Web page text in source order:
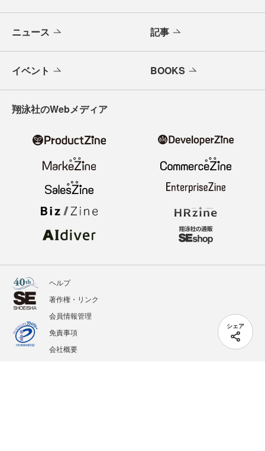
シェア
ニュース 記事
イベント BOOKS
翔泳社のWebメディア
ヘルプ
著作権・リンク
会員情報管理
免責事項
会社概要